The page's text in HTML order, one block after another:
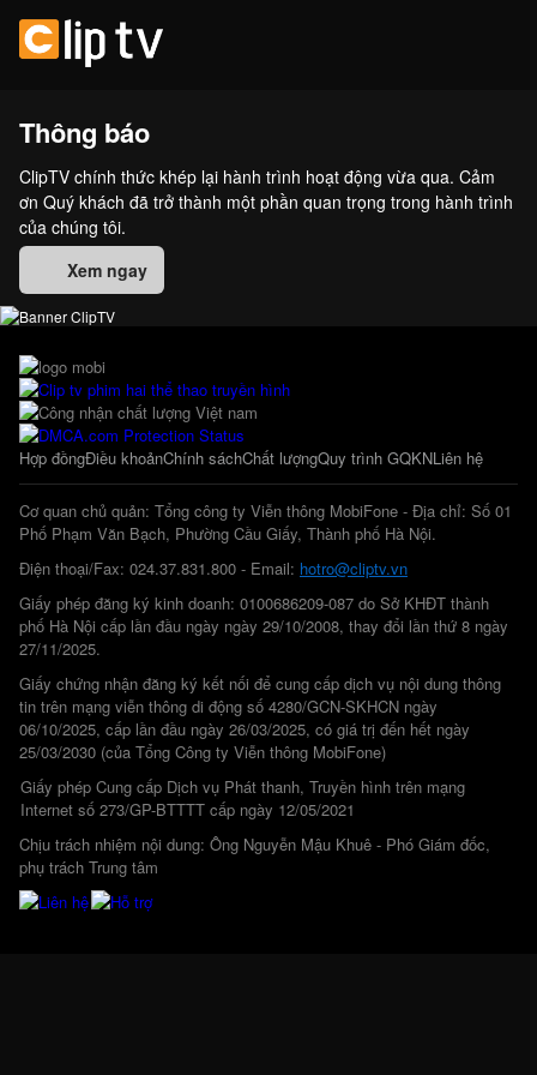
Thông báo
ClipTV chính thức khép lại hành trình hoạt động vừa qua. Cảm
ơn Quý khách đã trở thành một phần quan trọng trong hành trình
của chúng tôi.
Xem ngay
Hợp đồngĐiều khoảnChính sáchChất lượngQuy trình GQKNLiên hệ
Cơ quan chủ quản: Tổng công ty Viễn thông MobiFone - Địa chỉ: Số 01
Phố Phạm Văn Bạch, Phường Cầu Giấy, Thành phố Hà Nội.
Điện thoại/Fax: 024.37.831.800 - Email: hotro@cliptv.vn
Giấy phép đăng ký kinh doanh: 0100686209-087 do Sở KHĐT thành
phố Hà Nội cấp lần đầu ngày ngày 29/10/2008, thay đổi lần thứ 8 ngày
27/11/2025.
Giấy chứng nhận đăng ký kết nối để cung cấp dịch vụ nội dung thông
tin trên mạng viễn thông di động số 4280/GCN-SKHCN ngày
06/10/2025, cấp lần đầu ngày 26/03/2025, có giá trị đến hết ngày
25/03/2030 (của Tổng Công ty Viễn thông MobiFone)
Giấy phép Cung cấp Dịch vụ Phát thanh, Truyền hình trên mạng
Internet số 273/GP-BTTTT cấp ngày 12/05/2021
Chịu trách nhiệm nội dung: Ông Nguyễn Mậu Khuê - Phó Giám đốc,
phụ trách Trung tâm